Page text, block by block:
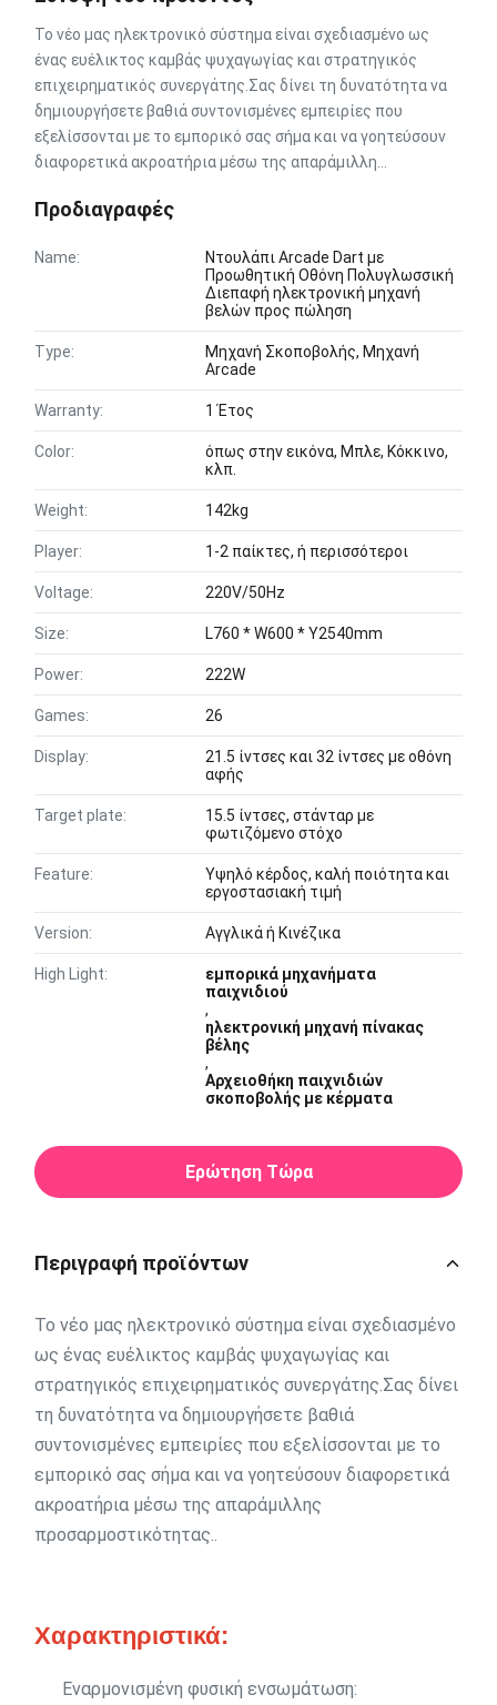
Το νέο μας ηλεκτρονικό σύστημα είναι σχεδιασμένο ως
ένας ευέλικτος καμβάς ψυχαγωγίας και στρατηγικός
επιχειρηματικός συνεργάτης.Σας δίνει τη δυνατότητα να
δημιουργήσετε βαθιά συντονισμένες εμπειρίες που
εξελίσσονται με το εμπορικό σας σήμα και να γοητεύσουν
διαφορετικά ακροατήρια μέσω της απαράμιλλη...
Προδιαγραφές
Name:
Ντουλάπι Arcade Dart με
Προωθητική Οθόνη Πολυγλωσσική
Διεπαφή ηλεκτρονική μηχανή
βελών προς πώληση
Type:
Μηχανή Σκοποβολής, Μηχανή
Arcade
Warranty: 1 Έτος
Color:
όπως στην εικόνα, Μπλε, Κόκκινο,
κλπ.
Weight: 142kg
Player: 1-2 παίκτες, ή περισσότεροι
Voltage: 220V/50Hz
Size: L760 * W600 * Υ2540mm
Power: 222W
Games: 26
Display:
21.5 ίντσες και 32 ίντσες με οθόνη
αφής
Target plate:
15.5 ίντσες, στάνταρ με
φωτιζόμενο στόχο
Feature:
Υψηλό κέρδος, καλή ποιότητα και
εργοστασιακή τιμή
Version: Αγγλικά ή Κινέζικα
High Light:
εμπορικά μηχανήματα
παιχνιδιού
,
ηλεκτρονική μηχανή πίνακας
βέλης
,
Αρχειοθήκη παιχνιδιών
σκοποβολής με κέρματα
Ερώτηση Τώρα
Περιγραφή προϊόντων
Το νέο μας ηλεκτρονικό σύστημα είναι σχεδιασμένο
ως ένας ευέλικτος καμβάς ψυχαγωγίας και
στρατηγικός επιχειρηματικός συνεργάτης.Σας δίνει
τη δυνατότητα να δημιουργήσετε βαθιά
συντονισμένες εμπειρίες που εξελίσσονται με το
εμπορικό σας σήμα και να γοητεύσουν διαφορετικά
ακροατήρια μέσω της απαράμιλλης
προσαρμοστικότητας..
Χαρακτηριστικά:
Εναρμονισμένη φυσική ενσωμάτωση: